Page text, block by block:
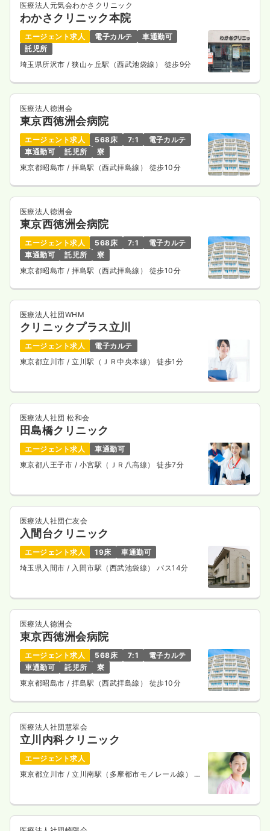
医療法人元気会わかさクリニック
わかさクリニック本院
エージェント求人 電子カルテ
車通勤可
託児所
埼玉県所沢市/ 狭山ヶ丘駅（西武池袋線） 徒歩9分
医療法人徳洲会
東京西徳洲会病院
エージェント求人 568床 7:1
電子カルテ
車通勤可
託児所
寮
東京都昭島市/ 拝島駅（西武拝島線） 徒歩10分
医療法人徳洲会
東京西徳洲会病院
エージェント求人 568床 7:1
電子カルテ
車通勤可
託児所
寮
東京都昭島市/ 拝島駅（西武拝島線） 徒歩10分
医療法人社団WHM
クリニックプラス立川
エージェント求人
電子カルテ
東京都立川市 / 立川駅（ＪＲ中央本線） 徒歩1分
医療法人社団 松和会
田島橋クリニック
エージェント求人
車通勤可
東京都八王子市 / 小宮駅（ＪＲ八高線） 徒歩7分
医療法人社団仁友会
入間台クリニック
エージェント求人 19床
車通勤可
埼玉県入間市 / 入間市駅（西武池袋線） バス14分
医療法人徳洲会
東京西徳洲会病院
エージェント求人 568床 7:1
電子カルテ
車通勤可
託児所
寮
東京都昭島市/ 拝島駅（西武拝島線） 徒歩10分
医療法人社団慧翠会
立川内科クリニック
エージェント求人
東京都立川市 / 立川南駅（多摩都市モノレール線） 徒